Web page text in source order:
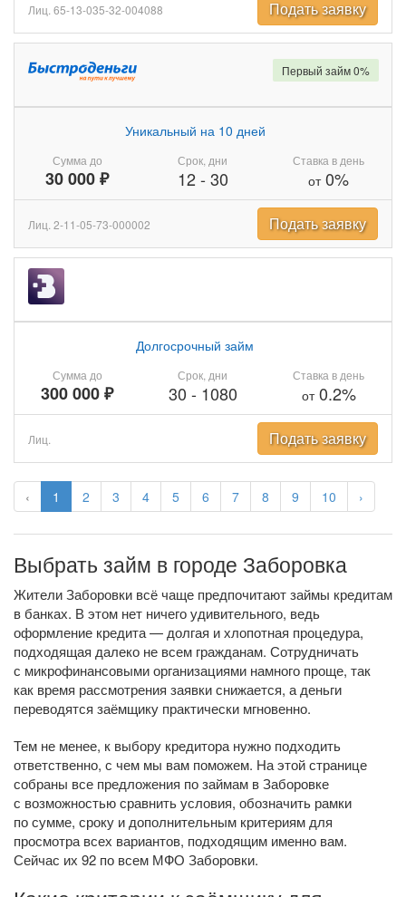
‹ 1 2 3 4 5 6 7 8 9 10 ›
Лиц. 65-13-035-32-004088 Подать заявку
Сумма до
30 000 ₽
Уникальный на 10 дней
Срок, дни
12- 30
Ставка в день
от0%
Первый займ 0%
Лиц. 2-11-05-73-000002 Подать заявку
Сумма до
300 000 ₽
Долгосрочный займ
Срок, дни
30 - 1080
Ставка в день
от0.2%
Лиц. Подать заявку
Выбрать займ в городе Заборовка
Жители Заборовки всё чаще предпочитают займы кредитам
в банках. В этом нет ничего удивительного, ведь
оформление кредита — долгая и хлопотная процедура,
подходящая далеко не всем гражданам. Сотрудничать
с микрофинансовыми организациями намного проще, так
как время рассмотрения заявки снижается, а деньги
переводятся заёмщику практически мгновенно.
Тем не менее, к выбору кредитора нужно подходить
ответственно, с чем мы вам поможем. На этой странице
собраны все предложения по займам в Заборовке
с возможностью сравнить условия, обозначить рамки
по сумме, сроку и дополнительным критериям для
просмотра всех вариантов, подходящим именно вам.
Сейчас их 92 по всем МФО Заборовки.